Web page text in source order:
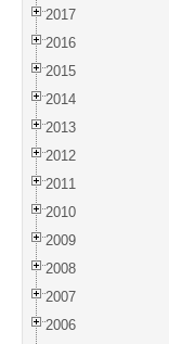
2017
2016
2015
2014
2013
2012
2011
2010
2009
2008
2007
2006